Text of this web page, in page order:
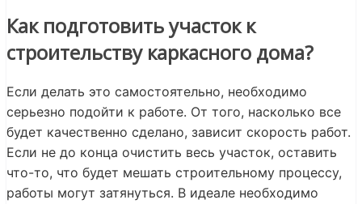
Как подготовить участок к
строительству каркасного дома?
Если делать это самостоятельно, необходимо
серьезно подойти к работе. От того, насколько все
будет качественно сделано, зависит скорость работ.
Если не до конца очистить весь участок, оставить
что-то, что будет мешать строительному процессу,
работы могут затянуться. В идеале необходимо